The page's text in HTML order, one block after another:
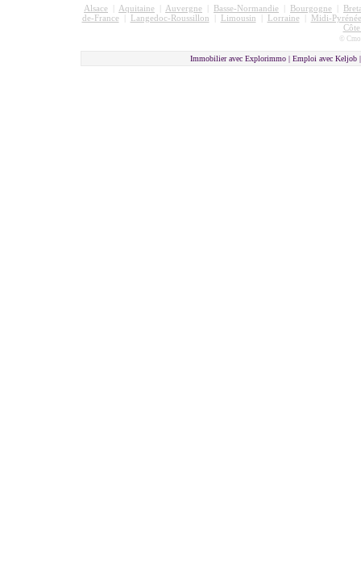
Alsace Aquitaine Auvergne Basse-Normandie Bourgogne
de-France| Langedoc-Roussillon Limousin Lorraine|
Midi-
©
Immobilier avec Explorimmo | Emploi avec Keljob